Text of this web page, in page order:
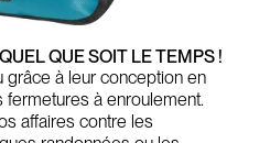
QUE SOIT LE TEMPS !
grâce à leur conception en
à enroulement.
affaires contre les